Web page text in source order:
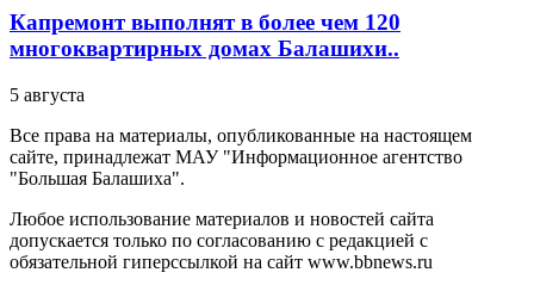
Капремонт выполнят в более чем 120
многоквартирных домах Балашихи..
5 августа
Все права на материалы, опубликованные на настоящем
сайте, принадлежат МАУ "Информационное агентство
"Большая Балашиха".
Любое использование материалов и новостей сайта
допускается только по согласованию с редакцией с
обязательной гиперссылкой на сайт www.bbnews.ru